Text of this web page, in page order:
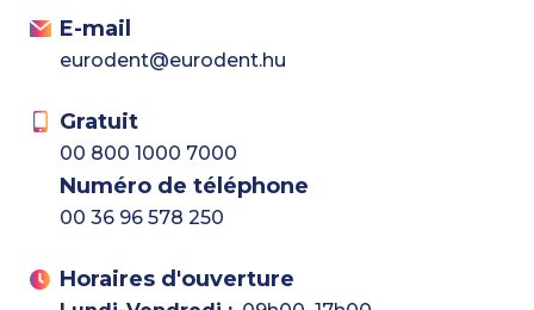
E-mail
eurodent@eurodent.hu
Gratuit
00 800 1000 7000
Numéro de téléphone
00 36 96 578 250
Horaires d'ouverture